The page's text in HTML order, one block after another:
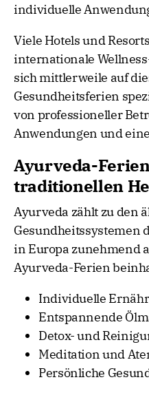
individuelle
Viele Hotels und
internationale
sich mittlerweile auf
Gesundheitsferien
von professioneller
Anwendungen und
Ayurveda-
traditionellen
Ayurveda zählt zu den
Gesundheitssystemen
in Europa zunehmend
Ayurveda-Ferien
Individuelle
Entspannende
Detox- und
Meditation und
Persönliche